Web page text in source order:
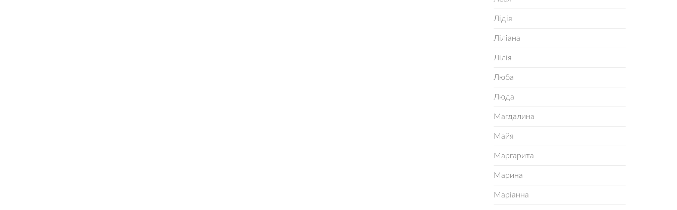
Лідія
Ліліана
Лілія
Люба
Люда
Магдалина
Майя
Маргарита
Марина
Маріанна